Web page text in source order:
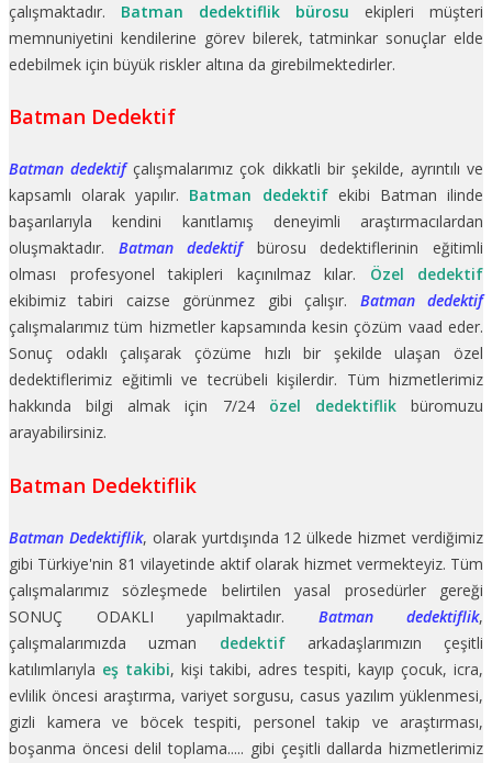
çalışmaktadır. Batman dedektiflik bürosu ekipleri müşteri
memnuniyetini kendilerine görev bilerek, tatminkar sonuçlar elde
edebilmek için büyük riskler altına da girebilmektedirler.
Batman Dedektif
Batman dedektifçalışmalarımız çok dikkatli bir şekilde, ayrıntılı ve
kapsamlı olarak yapılır. Batman dedektifekibi Batman ilinde
başarılarıyla kendini kanıtlamış deneyimli araştırmacılardan
oluşmaktadır. Batman dedektifbürosu dedektiflerinin eğitimli
olması profesyonel takipleri kaçınılmaz kılar. Özel dedektif
ekibimiz tabiri caizse görünmez gibi çalışır. Batman dedektif
çalışmalarımız tüm hizmetler kapsamında kesin çözüm vaad eder.
Sonuç odaklı çalışarak çözüme hızlı bir şekilde ulaşan özel
dedektiflerimiz eğitimli ve tecrübeli kişilerdir. Tüm hizmetlerimiz
hakkında bilgi almak için 7/24 özel dedektiflikbüromuzu
arayabilirsiniz.
Batman Dedektiflik
Batman Dedektiflik, olarak yurtdışında 12 ülkede hizmet verdiğimiz
gibi Türkiye'nin 81 vilayetinde aktif olarak hizmet vermekteyiz. Tüm
çalışmalarımız sözleşmede belirtilen yasal prosedürler gereği
SONUÇ ODAKLI yapılmaktadır. Batman dedektiflik,
çalışmalarımızda uzman dedektifarkadaşlarımızın çeşitli
katılımlarıyla eş takibi, kişi takibi, adres tespiti, kayıp çocuk, icra,
evlilik öncesi araştırma, variyet sorgusu, casus yazılım yüklenmesi,
gizli kamera ve böcek tespiti, personel takip ve araştırması,
boşanma öncesi delil toplama..... gibi çeşitli dallarda hizmetlerimiz